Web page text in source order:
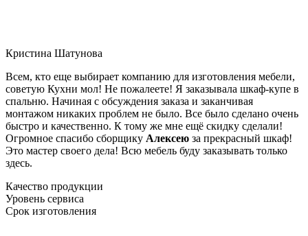
Кристина Шатунова
Всем, кто еще выбирает компанию для изготовления мебели,
советую Кухни мол! Не пожалеете! Я заказывала шкаф-купе в
спальню. Начиная с обсуждения заказа и заканчивая
монтажом никаких проблем не было. Все было сделано очень
быстро и качественно. К тому же мне ещё скидку сделали!
Огромное спасибо сборщику Алексею за прекрасный шкаф!
Это мастер своего дела! Всю мебель буду заказывать только
здесь.
Качество продукции
Уровень сервиса
Срок изготовления